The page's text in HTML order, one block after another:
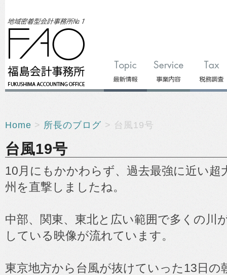
Home > 所長のブログ > 台風19号
台風19号
10月にもかかわらず、過去最強に近い超
州を直撃しましたね。
中部、関東、東北と広い範囲で多くの川
している映像が流れています。
東京地方から台風が抜けていった13日の